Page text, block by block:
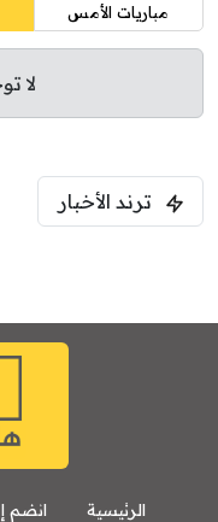
مباريات الأمس
لا
ترند الأخبار
الرئيسية انضم